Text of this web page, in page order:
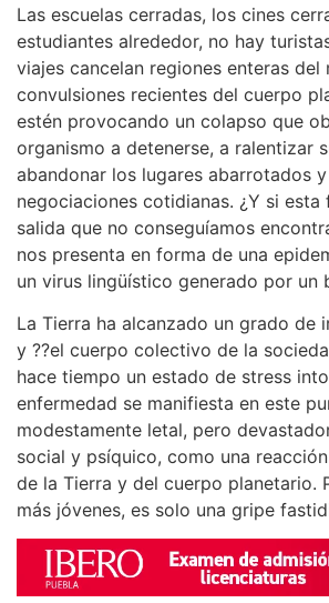
Las escuelas cerradas, los cines
estudiantes alrededor, no hay
viajes cancelan regiones enteras del
convulsiones recientes del cuerpo
estén provocando un colapso que
organismo a detenerse, a ralentizar
abandonar los lugares abarrotados
negociaciones cotidianas. ¿Y si esta
salida que no conseguíamos
nos presenta en forma de una
un virus lingüístico generado por un
La Tierra ha alcanzado un grado de
y ??el cuerpo colectivo de la
hace tiempo un estado de stress
enfermedad se manifiesta en este
modestamente letal, pero
social y psíquico, como una
de la Tierra y del cuerpo planetario.
más jóvenes, es solo una gripe